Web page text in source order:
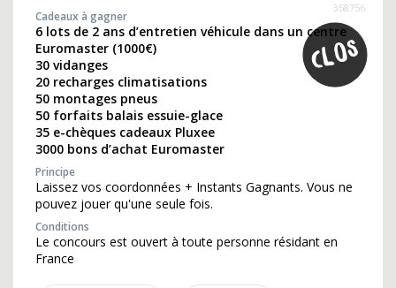
358756
Cadeaux à gagner
6 lots de 2 ans d’entretien véhicule dans un centre
Euromaster (1000€)
30 vidanges
20 recharges climatisations
50 montages pneus
50 forfaits balais essuie-glace
35 e-chèques cadeaux Pluxee
3000 bons d’achat Euromaster
Principe
Laissez vos coordonnées + Instants Gagnants. Vous ne
pouvez jouer qu'une seule fois.
Conditions
Le concours est ouvert à toute personne résidant en
France